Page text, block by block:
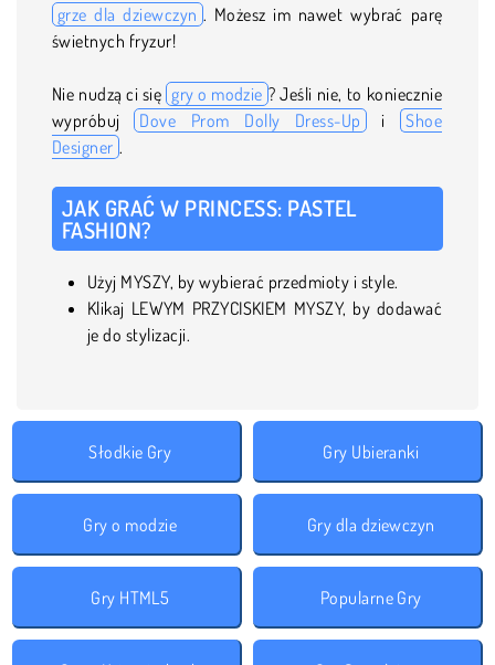
grze dla dziewczyn . Możesz im nawet wybrać parę
świetnych fryzur!
Nie nudzą ci się gry o modzie ? Jeśli nie, to koniecznie
wypróbuj Dove Prom Dolly Dress-Up i Shoe
Designer .
JAK GRAĆ W PRINCESS: PASTEL
FASHION?
Użyj MYSZY, by wybierać przedmioty i style.
Klikaj LEWYM PRZYCISKIEM MYSZY, by dodawać
je do stylizacji.
Słodkie Gry Gry Ubieranki
Gry o modzie Gry dla dziewczyn
Gry HTML5 Popularne Gry